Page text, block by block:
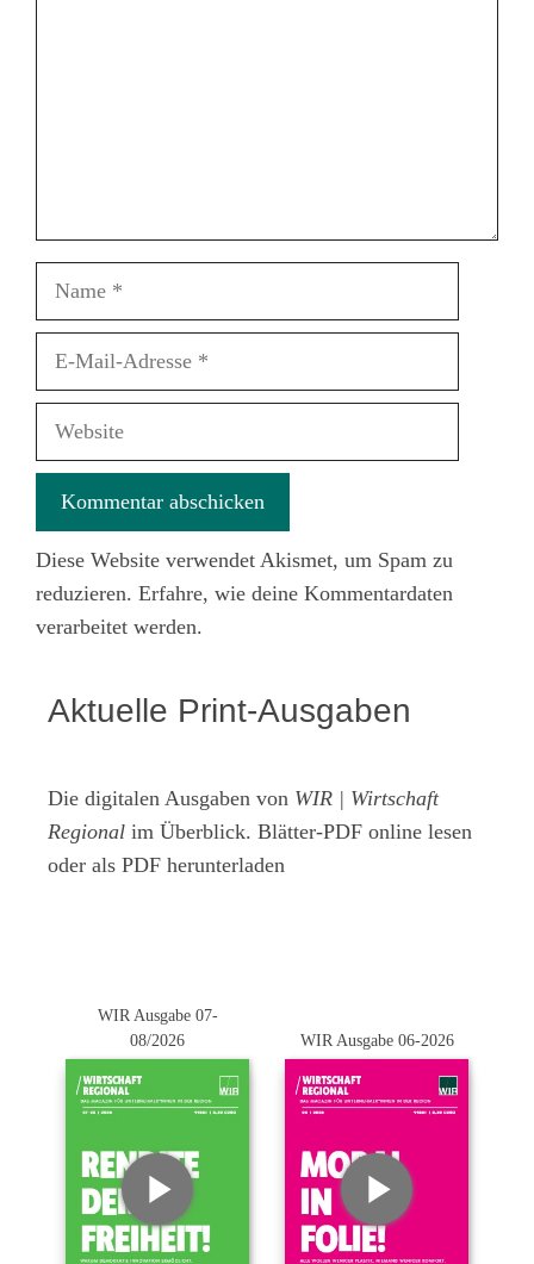
Diese Website verwendet Akismet, um Spam zu
reduzieren. Erfahre, wie deine Kommentardaten
verarbeitet werden.
Aktuelle Print-Ausgaben
Die digitalen Ausgaben von WIR | Wirtschaft
Regional im Überblick. Blätter-PDF online lesen
oder als PDF herunterladen
WIR Ausgabe 07-
08/2026
WIR Ausgabe 06-2026